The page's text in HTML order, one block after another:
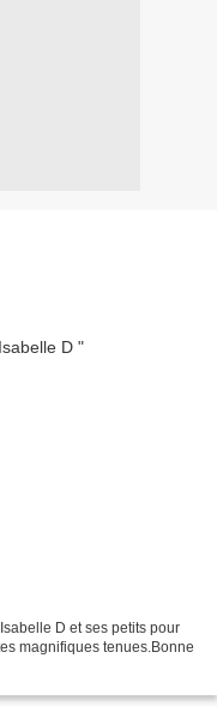
D et ses petits pour
magnifiques tenues.Bonne